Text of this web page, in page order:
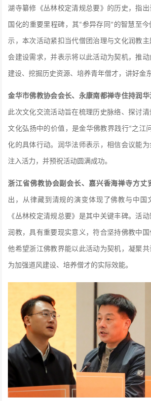
湖寺纂修《丛林校定清规总要》的历史，指
国化的重要里程碑，其“参异存同 ” 的智慧至
示，本次活动紧扣当代僧团治理与文化润教
会建设需求，并表示将以此活动为契机，推
建设、挖掘历史资源、培养青年僧才，讲好金
金华市佛教协会会长、永康南都禅寺住持润华
此次文化交流活动旨在梳理历史脉络、探讨
文化弘扬中的价值，是金华佛教界践行“之江
化的具体行动。润华法师表示，相信会议能
注入活力，并预祝活动圆满成功。
浙江省佛教协会副会长、嘉兴香海禅寺方丈
出，从律藏到清规的演变体现了佛教与中国
《丛林校定清规总要》是其中关键丰碑。活
润教，具有重要现实意义，符合坚持佛教中国
他希望浙江佛教界能以此活动为契机，凝聚
为加强道风建设、培养僧才的实际效能。